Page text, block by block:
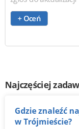
+ Oceń
Najczęściej
Gdzie znaleźć najlepsze kursy wymiany walut
w Trójmieście?